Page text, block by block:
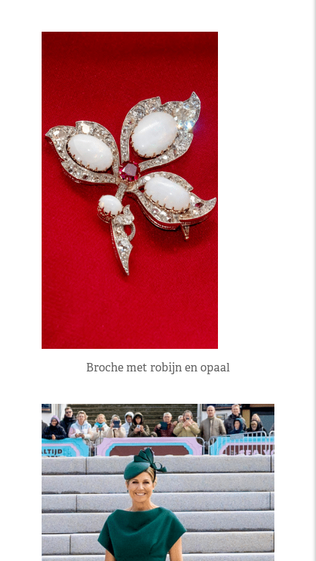
Broche met robijn en opaal